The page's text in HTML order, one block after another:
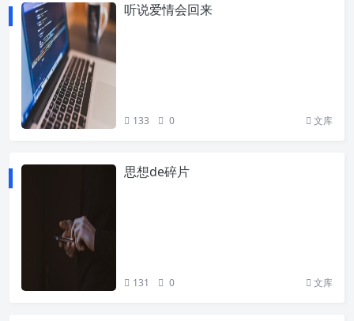
听说爱情会回来
133 0 文库
思想de碎片
131 0 文库